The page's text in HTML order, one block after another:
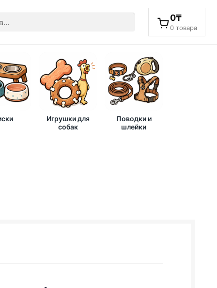
0₸
0 товара
Игрушки для
собак
Поводки и
шлейки